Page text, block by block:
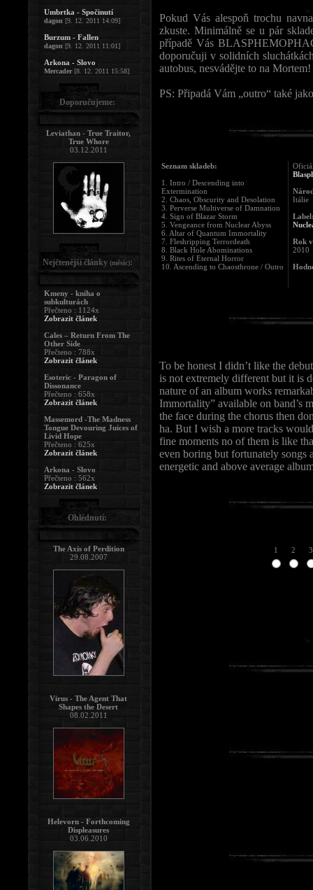
Pokud Vás alespoň trochu
zkuste. Minimálně se u pár
případě Vás
doporučuji v solidních
autobus, nesvádějte to na
PS: Připadá Vám „outro“ také
Seznam skladeb:
1. Intro / Descending into
Extermination
2. Chaos, Obscurity and Desolation
3. Perverse Multiverse of Damnation
4. Sign of Blazar Storm
5. Vengeance from Nuclear Abyss
6. Altar of Quantum Immortality
7. Fleshripping Terrordeath
8. Black Hole Abominations
9. Rites of Eternal Horror
10. Ascending to Chaosthrone / Outro
Itálie
Rok
2010
To be honest I didn’t like the
is not extremely different but it is
nature of an album works
Immortality” available on band’s
the face during the chorus then
ha. But I wish a more tracks
fine moments no of them is like
even boring but fortunately
energetic and above average
1 2 3
Umbrtka - Spočinutí
dagon [9. 12. 2011 14:09]
Burzum - Fallen
dagon [9. 12. 2011 11:01]
Arkona - Slovo
Mercader[8. 12. 2011 15:58]
Doporučujeme:
Leviathan - True Traitor,
True Whore
03.12.2011
Nejčtenější články (měsíc):
Kmeny - kniha o
subkulturách
Přečteno : 1124x
Zobrazit článek
Cales – Return From The
Other Side
Přečteno : 788x
Zobrazit článek
Esoteric - Paragon of
Dissonance
Přečteno : 658x
Zobrazit článek
Massemord -The Madness
Tongue Devouring Juices of
Livid Hope
Přečteno : 625x
Zobrazit článek
Arkona - Slovo
Přečteno : 562x
Zobrazit článek
Ohlédnutí:
The Axis of Perdition
29.08.2007
Virus - The Agent That
Shapes the Desert
08.02.2011
Helevorn - Forthcoming
Displeasures
03.06.2010